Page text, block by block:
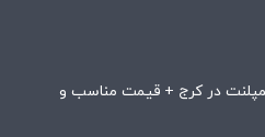
در کرج + قیمت مناسب و